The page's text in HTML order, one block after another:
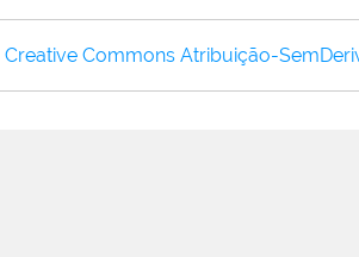
Creative Commons Atribuição-